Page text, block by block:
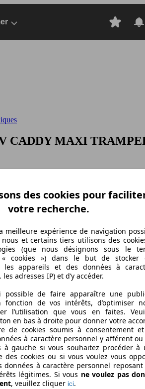
CADDY MAXI
des cookies pour
votre recherche.
meilleure expérience de navigation
et certains tiers utilisons des
(que nous désignons sous le
cookies ») dans le but de stocker
les appareils et des données à
adresses IP) et d’y accéder.
de faire apparaître une
fonction de vos intérêts, d’optimiser
l’utilisation que vous en faites.
en bas à droite pour donner votre
de cookies soumis à consentement
à caractère personnel y afférent
à gauche si vous souhaitez procéder à
des cookies ou si vous voulez vous
données à caractère personnel
légitimes. Si vous ne voulez pas
, veuillez cliquer ici.